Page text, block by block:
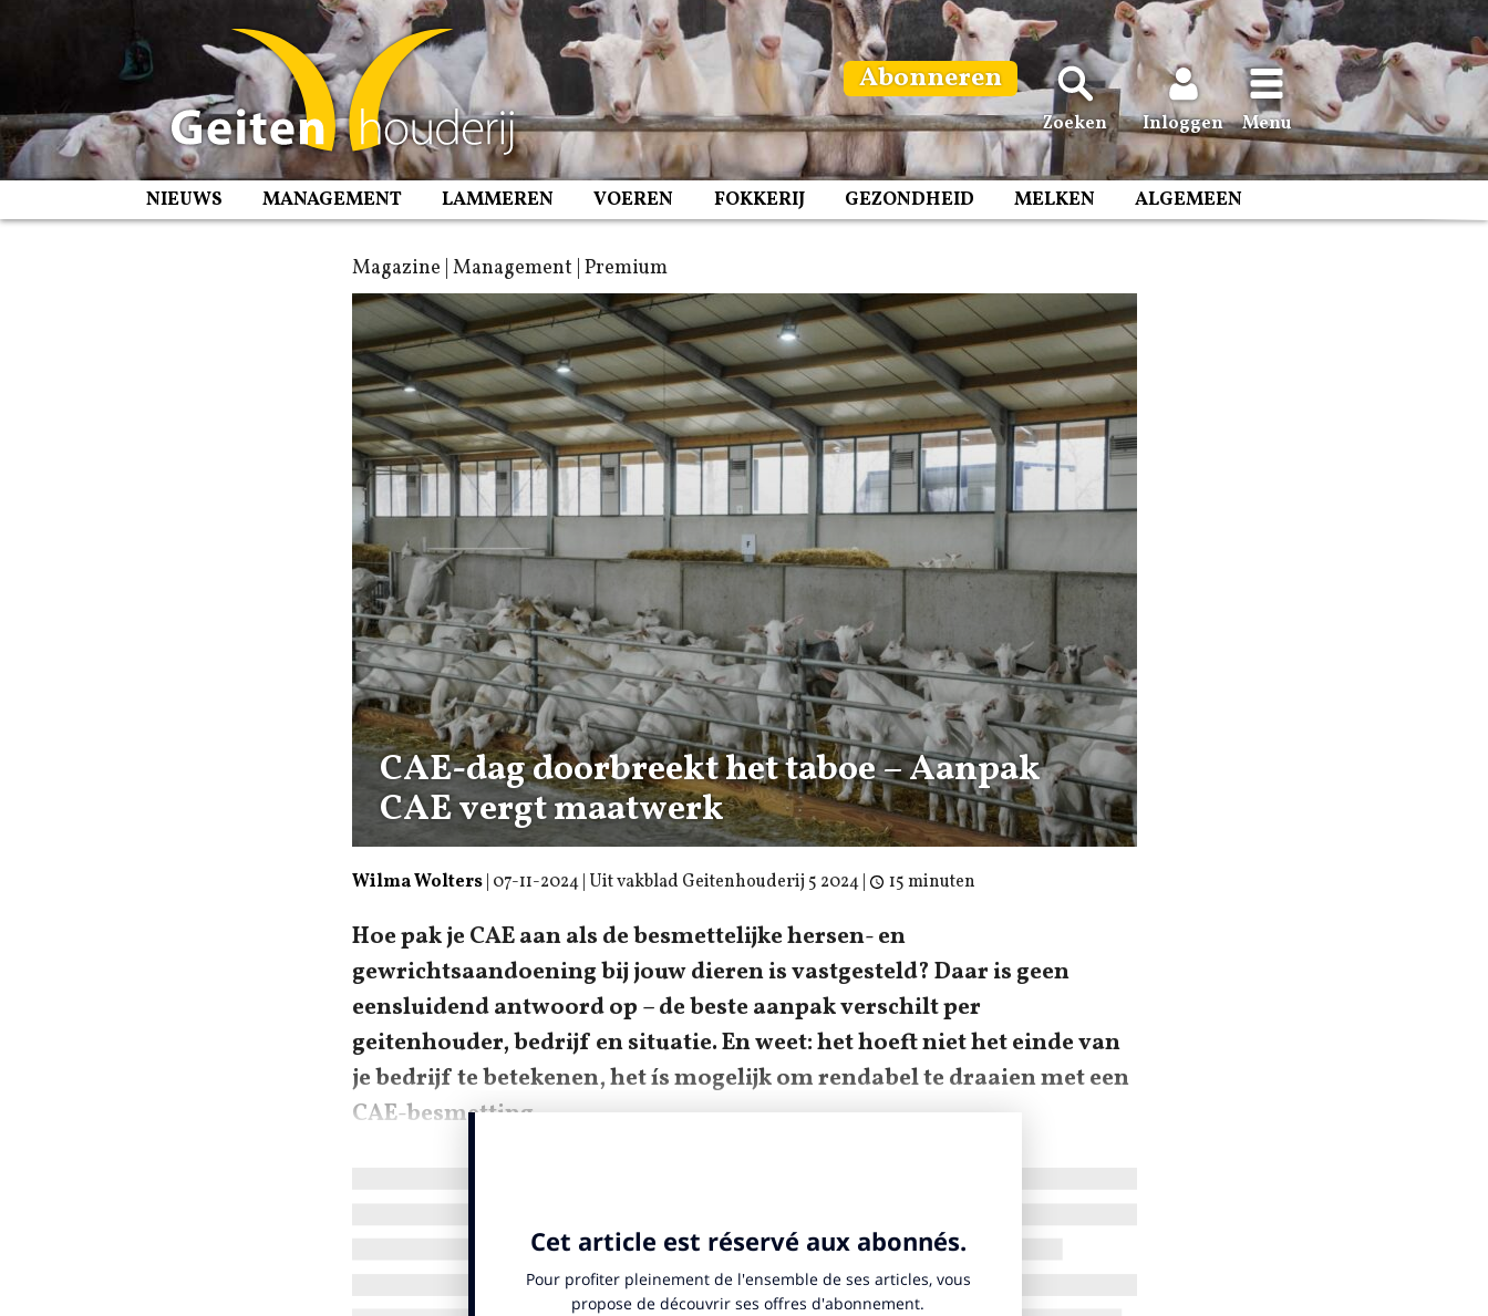
Abonneren
Zoeken Inloggen Menu
NIEUWS MANAGEMENT LAMMEREN VOEREN FOKKERIJ GEZONDHEID MELKEN ALGEMEEN
Magazine | Management | Premium
CAE-dag doorbreekt het taboe – Aanpak
CAE vergt maatwerk
Wilma Wolters| 07-11-2024| Uit vakblad Geitenhouderij 5 2024 | 15 minuten
Hoe pak je CAE aan als de besmettelijke hersen- en
gewrichtsaandoening bij jouw dieren is vastgesteld? Daar is geen
eensluidend antwoord op – de beste aanpak verschilt per
geitenhouder, bedrijf en situatie. En weet: het hoeft niet het einde van
je bedrijf te betekenen, het ís mogelijk om rendabel te draaien met een
CAE-besmetting.